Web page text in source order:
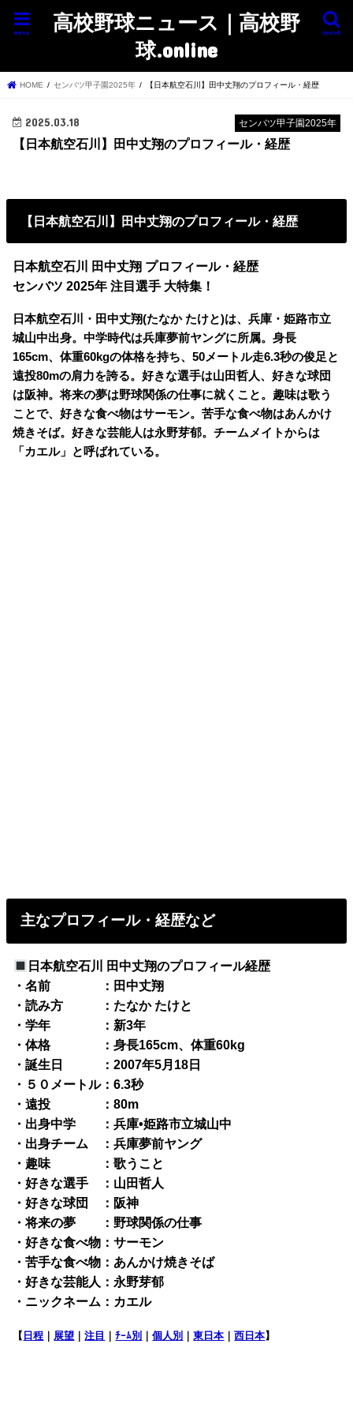
高校野球ニュース｜高校野
球.online
search
menu
HOME センバツ甲子園2025年 【日本航空石川】田中丈翔のプロフィール・経歴
センバツ甲子園2025年
2025.03.18
【日本航空石川】田中丈翔のプロフィール・経歴
【日本航空石川】田中丈翔のプロフィール・経歴
日本航空石川 田中丈翔 プロフィール・経歴
センバツ 2025年 注目選手 大特集！
日本航空石川・田中丈翔(たなか たけと)は、兵庫・姫路市立
城山中出身。中学時代は兵庫夢前ヤングに所属。身長
165cm、体重60kgの体格を持ち、50メートル走6.3秒の俊足と
遠投80mの肩力を誇る。好きな選手は山田哲人、好きな球団
は阪神。将来の夢は野球関係の仕事に就くこと。趣味は歌う
ことで、好きな食べ物はサーモン。苦手な食べ物はあんかけ
焼きそば。好きな芸能人は永野芽郁。チームメイトからは
「カエル」と呼ばれている。
主なプロフィール・経歴など
日本航空石川 田中丈翔のプロフィール経歴
・名前 ：田中丈翔
・読み方 ：たなか たけと
・学年 ：新3年
・体格 ：身長165cm、体重60kg
・誕生日 ：2007年5月18日
・５０メートル：6.3秒
・遠投 ：80m
・出身中学 ：兵庫•姫路市立城山中
・出身チーム ：兵庫夢前ヤング
・趣味 ：歌うこと
・好きな選手 ：山田哲人
・好きな球団 ：阪神
・将来の夢 ：野球関係の仕事
・好きな食べ物：サーモン
・苦手な食べ物：あんかけ焼きそば
・好きな芸能人：永野芽郁
・ニックネーム：カエル
【 日程 ｜ 展望 ｜注目 ｜ﾁｰﾑ別 ｜個人別 ｜東日本 ｜西日本】